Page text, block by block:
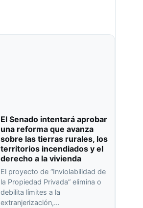
El Senado intentará aprobar
una reforma que avanza
sobre las tierras rurales, los
territorios incendiados y el
derecho a la vivienda
El proyecto de “Inviolabilidad de
la Propiedad Privada” elimina o
debilita límites a la
extranjerización,…